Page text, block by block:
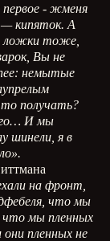
первое - жменя
— кипяток. А
ложки тоже,
Вы не
немытые
получать?
И мы
шинели, я в
на фронт,
что мы
что мы пленных
пленных не